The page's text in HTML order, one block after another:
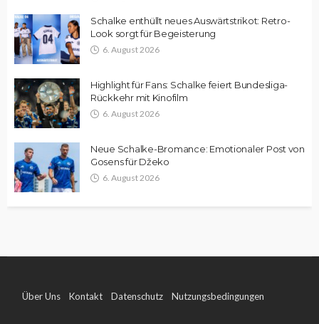
Schalke enthüllt neues Auswärtstrikot: Retro-
Look sorgt für Begeisterung
6. August 2026
Highlight für Fans: Schalke feiert Bundesliga-
Rückkehr mit Kinofilm
6. August 2026
Neue Schalke-Bromance: Emotionaler Post von
Gosens für Džeko
6. August 2026
Über Uns Kontakt Datenschutz Nutzungsbedingungen